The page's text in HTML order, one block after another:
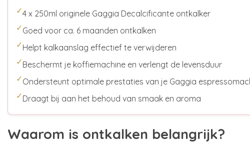
✓4 x 250ml originele Gaggia Decalcificante ontkalker
✓Goed voor ca. 6 maanden ontkalken
✓Helpt kalkaanslag effectief te verwijderen
✓Beschermt je koffiemachine en verlengt de levensduur
✓Ondersteunt optimale prestaties van je Gaggia
✓Draagt bij aan het behoud van smaak en aroma
Waarom is ontkalken belangrijk?